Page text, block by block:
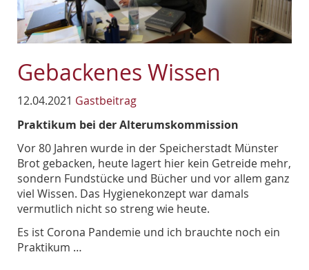
Gebackenes Wissen
12.04.2021 Gastbeitrag
Praktikum bei der Alterumskommission
Vor 80 Jahren wurde in der Speicherstadt Münster
Brot gebacken, heute lagert hier kein Getreide mehr,
sondern Fundstücke und Bücher und vor allem ganz
viel Wissen. Das Hygienekonzept war damals
vermutlich nicht so streng wie heute.
Es ist Corona Pandemie und ich brauchte noch ein
Praktikum …